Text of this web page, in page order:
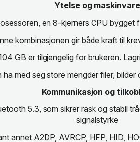
Ytelse og maskinvare
en 8-kjerners CPU
kombinasjonen gir både kraft til
GB er tilgjengelig for brukeren.
ha med seg store mengder filer,
Kommunikasjon og
5.3, som sikrer rask og stabil
signalstyrke
annet A2DP, AVRCP, HFP, HID,